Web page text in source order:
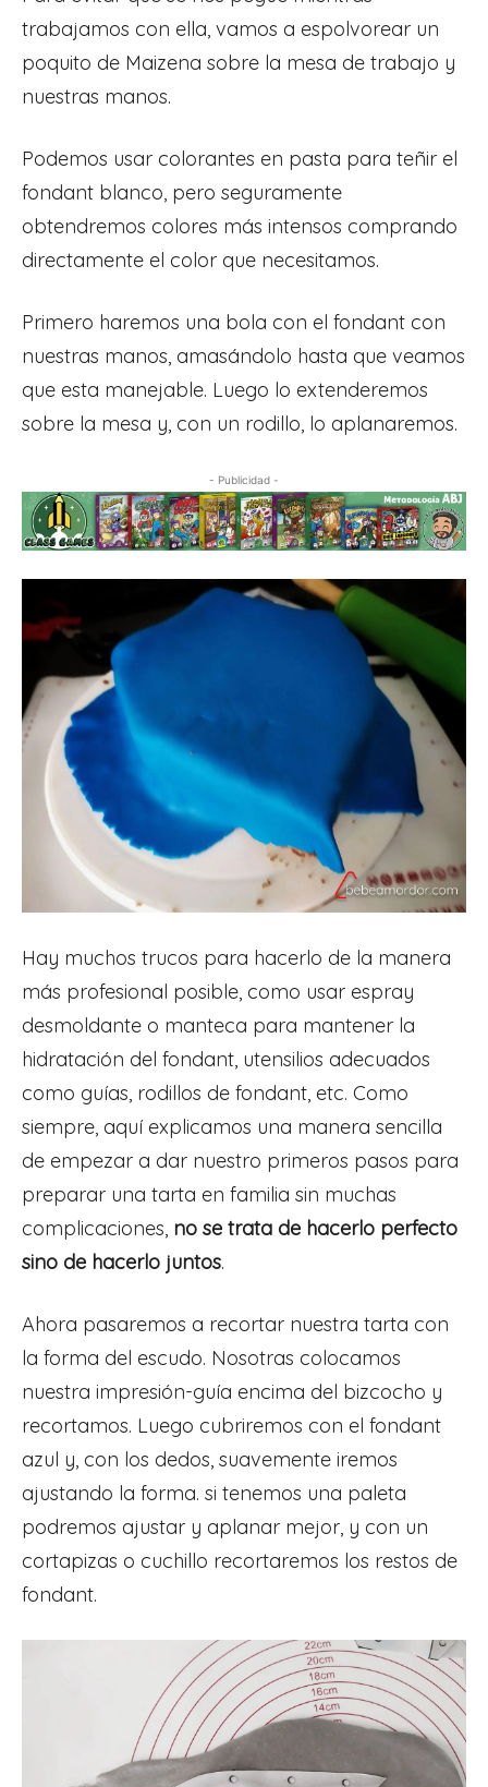
trabajamos con ella, vamos a espolvorear un
poquito de Maizena sobre la mesa de trabajo y
nuestras manos.
Podemos usar colorantes en pasta para teñir el
fondant blanco, pero seguramente
obtendremos colores más intensos comprando
directamente el color que necesitamos.
Primero haremos una bola con el fondant con
nuestras manos, amasándolo hasta que veamos
que esta manejable. Luego lo extenderemos
sobre la mesa y, con un rodillo, lo aplanaremos.
- Publicidad -
Hay muchos trucos para hacerlo de la manera
más profesional posible, como usar espray
desmoldante o manteca para mantener la
hidratación del fondant, utensilios adecuados
como guías, rodillos de fondant, etc. Como
siempre, aquí explicamos una manera sencilla
de empezar a dar nuestro primeros pasos para
preparar una tarta en familia sin muchas
complicaciones, no se trata de hacerlo perfecto
sino de hacerlo juntos.
Ahora pasaremos a recortar nuestra tarta con
la forma del escudo. Nosotras colocamos
nuestra impresión-guía encima del bizcocho y
recortamos. Luego cubriremos con el fondant
azul y, con los dedos, suavemente iremos
ajustando la forma. si tenemos una paleta
podremos ajustar y aplanar mejor, y con un
cortapizas o cuchillo recortaremos los restos de
fondant.